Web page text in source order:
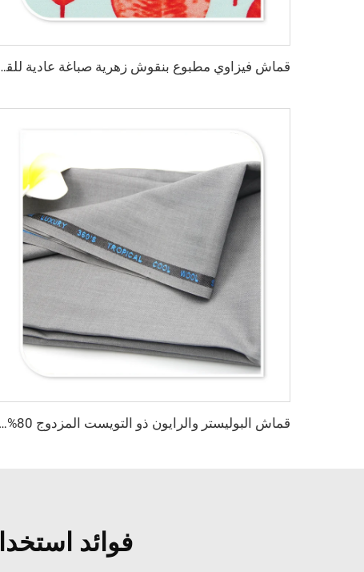
قماش فيزاوي مطبوع بنقوش زهرية صباغة عادية
قماش البوليستر والرايون ذو التويست المزدوج 80% بوليستر و20% فسكوز 270g/m القماش tr مناسب للرجال
فوائد